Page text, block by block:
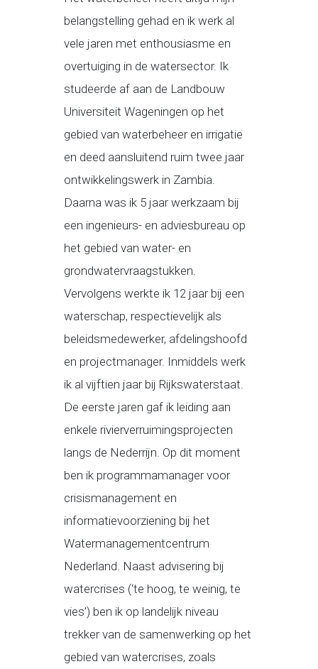
belangstelling gehad en ik werk al
vele jaren met enthousiasme en
overtuiging in de watersector. Ik
studeerde af aan de Landbouw
Universiteit Wageningen op het
gebied van waterbeheer en irrigatie
en deed aansluitend ruim twee jaar
ontwikkelingswerk in Zambia.
Daarna was ik 5 jaar werkzaam bij
een ingenieurs- en adviesbureau op
het gebied van water- en
grondwatervraagstukken.
Vervolgens werkte ik 12 jaar bij een
waterschap, respectievelijk als
beleidsmedewerker, afdelingshoofd
en projectmanager. Inmiddels werk
ik al vijftien jaar bij Rijkswaterstaat.
De eerste jaren gaf ik leiding aan
enkele rivierverruimingsprojecten
langs de Nederrijn. Op dit moment
ben ik programmamanager voor
crisismanagement en
informatievoorziening bij het
Watermanagementcentrum
Nederland. Naast advisering bij
watercrises (‘te hoog, te weinig, te
vies’) ben ik op landelijk niveau
trekker van de samenwerking op het
gebied van watercrises, zoals